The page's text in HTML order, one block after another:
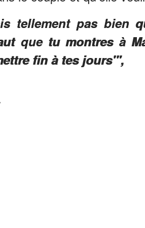
tellement pas bien
que tu montres à
fin à tes jours'",